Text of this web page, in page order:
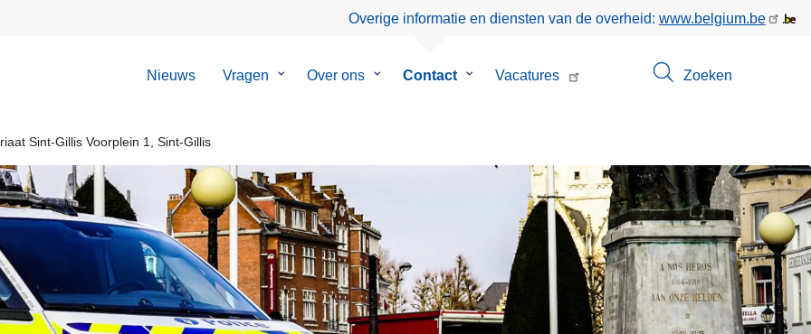
Overige informatie en diensten van de overheid: www.belgium.be
Nieuws Vragen
SubmenuOver ons Submenu
Contact SubmenuVacatures Zoeken
Sint-Gillis Voorplein 1, Sint-Gillis